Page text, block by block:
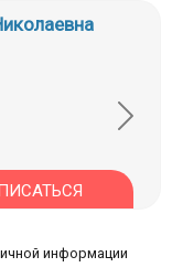
информации